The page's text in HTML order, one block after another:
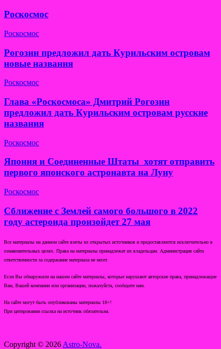
Роскосмос
Роскосмос
Рогозин предложил дать Курильским островам
новые названия
Роскосмос
Глава «Роскосмоса» Дмитрий Рогозин
предложил дать Курильским островам русские
названия
Роскосмос
Япония и Соединенные Штаты хотят отправить
первого японского астронавта на Луну
Роскосмос
Сближение с Землей самого большого в 2022
году астероида произойдет 27 мая
Все материалы на данном сайте взяты из открытых источников и предоставляются исключительно в
ознакомительных целях. Права на материалы принадлежат их владельцам. Администрация сайта
ответственности за содержание материала не несет.
Если Вы обнаружили на нашем сайте материалы, которые нарушают авторские права, принадлежащие
Вам, Вашей компании или организации, пожалуйста, сообщите нам.
На сайте могут быть опубликованы материалы 18+!
При цитировании ссылка на источник обязательна.
Copyright © 2026 Astro-Nova.